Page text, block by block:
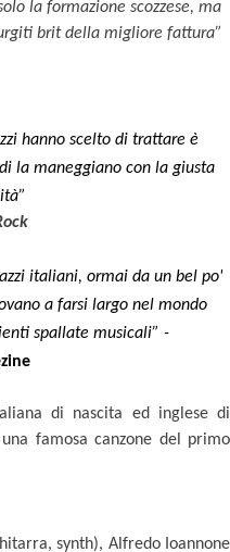
la formazione scozzese, ma
brit della migliore fattura”
hanno scelto di trattare è
la maneggiano con la giusta
italiani, ormai da un bel po'
a farsi largo nel mondo
spallate musicali” -
di nascita ed inglese di
famosa canzone del primo
synth), Alfredo Ioannone